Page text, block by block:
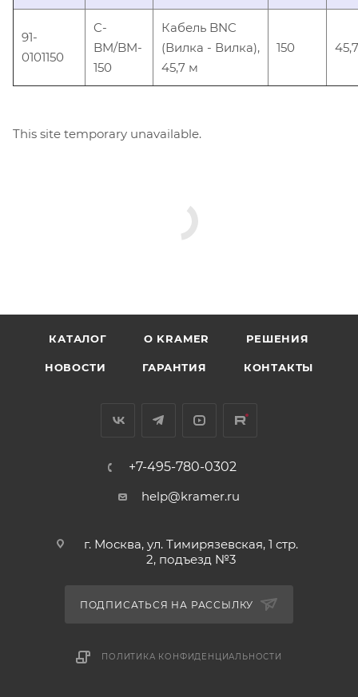
91-
0101150
C-
BM/BM-
150
Кабель BNC
(Вилка - Вилка),
45,7 м
150 45,7
This site temporary unavailable.
КАТАЛОГ O KRAMER РЕШЕНИЯ
НОВОСТИ ГАРАНТИЯ КОНТАКТЫ
+7-495-780-0302
help@kramer.ru
г. Москва, ул. Тимирязевская, 1 стр.
2, подъезд №3
ПОДПИСАТЬСЯ НА РАССЫЛКУ
ПОЛИТИКА КОНФИДЕНЦИАЛЬНОСТИ